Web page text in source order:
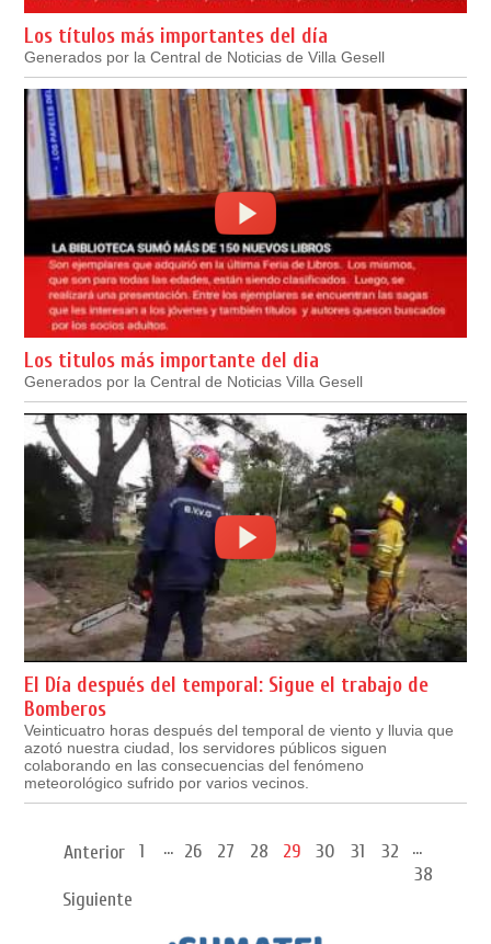
Los títulos más importantes del día
Generados por la Central de Noticias de Villa Gesell
Los titulos más importante del dia
Generados por la Central de Noticias Villa Gesell
El Día después del temporal: Sigue el trabajo de
Bomberos
Veinticuatro horas después del temporal de viento y lluvia que
azotó nuestra ciudad, los servidores públicos siguen
colaborando en las consecuencias del fenómeno
meteorológico sufrido por varios vecinos.
Anterior 1 ... 26 27 28 29 30 31 32
...
38
Siguiente